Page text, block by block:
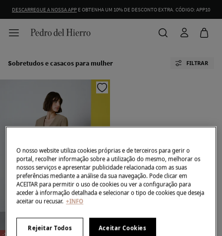
DESCARREGUE A NOSSA APP E OBTENHA UM 10% DE DESCONTO EXTRA. CÓDIGO: APP10
Sobretudos e casacos para mulher FILTRAR
-75%
O nosso website utiliza cookies próprias e de terceiros para gerir o
portal, recolher informação sobre a utilização do mesmo, melhorar os
nossos serviços e apresentar publicidade relacionada com as suas
preferências mediante a análise da sua navegação. Pode clicar em
ACEITAR para permitir o uso de cookies ou ver a configuração para
aceder à informação detalhada e selecionar o tipo de cookies que deseja
aceitar ou recusar. +INFO
Rejeitar Todos Aceitar Cookies